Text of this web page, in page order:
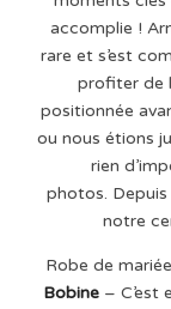
accomplie !
rare et s’est
profiter de
positionnée
ou nous étions
rien
photos.
notre
Robe de
Bobine– C’est